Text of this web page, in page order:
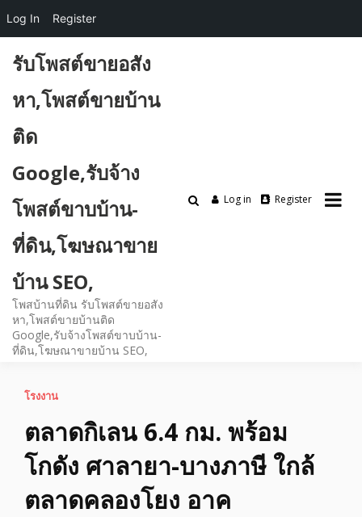
content
รับโพสต์ขายอสัง
หา,โพสต์ขายบ้าน
ติด
Google,รับจ้าง
โพสต์ขาบบ้าน-
ที่ดิน,โฆษณาขาย
บ้าน SEO,
โพสบ้านที่ดิน รับโพสต์ขายอสัง
หา,โพสต์ขายบ้านติด
Google,รับจ้างโพสต์ขาบบ้าน-
ที่ดิน,โฆษณาขายบ้าน SEO,
Log in Register
โรงงาน
ตลาดกิเลน 6.4 กม. พร้อม
โกดัง ศาลายา-บางภาษี ใกล้
ตลาดคลองโยง อาค
Log In Register